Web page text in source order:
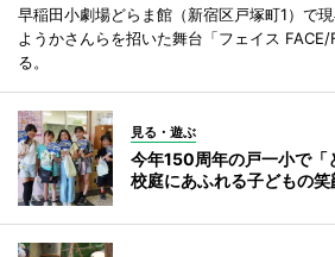
早稲田小劇場どらま館（新宿区戸塚町1）で
ようかさんらを招いた舞台「フェイス
る。
見る・遊ぶ
今年150周年の戸一小で
校庭にあふれる子どもの笑